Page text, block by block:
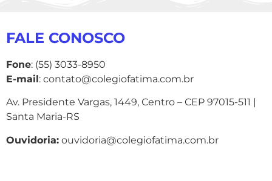
FALE CONOSCO
Fone: (55) 3033-8950
E-mail: contato@colegiofatima.com.br
Av. Presidente Vargas, 1449, Centro – CEP 97015-511 |
Santa Maria-RS
Ouvidoria: ouvidoria@colegiofatima.com.br